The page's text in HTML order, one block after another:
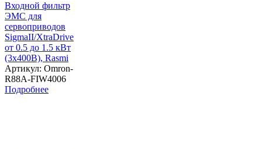
Входной фильтр
ЭМС для
сервоприводов
SigmaII/XtraDrive
от 0.5 до 1.5 кВт
(3х400В), Rasmi
Артикул: Omron-
R88A-FIW4006
Подробнее